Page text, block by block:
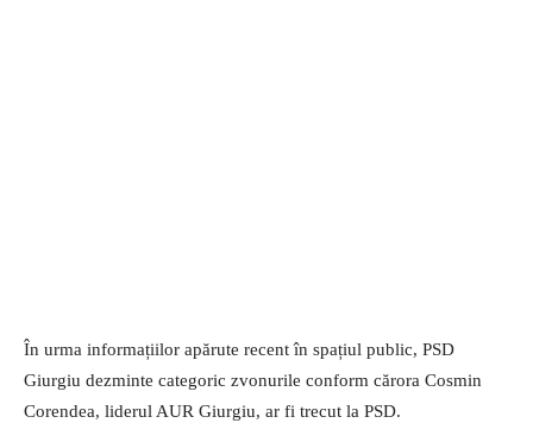
În urma informațiilor apărute recent în spațiul public, PSD
Giurgiu dezminte categoric zvonurile conform cărora Cosmin
Corendea, liderul AUR Giurgiu, ar fi trecut la PSD.